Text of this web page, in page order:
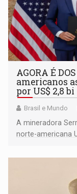
AGORA É
americanos
por US$ 2,8 bi
Brasil e Mundo
A mineradora
norte-americana
essenciais para
para o governo